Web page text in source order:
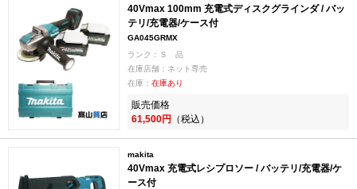
40Vmax 100mm 充電式ディスクグラインダ / バッ
テリ/充電器/ケース付
GA045GRMX
ランク：Ｓ 品
在庫店舗：ネット専売
在庫： 在庫あり
販売価格
61,500円 （税込）
makita
40Vmax 充電式レシプロソー / バッテリ/充電器/ケ
ース付